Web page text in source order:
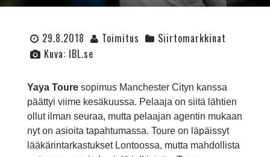
29.8.2018 Toimitus
Siirtomarkkinat
Kuva: IBL.se
Yaya Toure sopimus Manchester Cityn kanssa
päättyi viime kesäkuussa. Pelaaja on siitä lähtien
ollut ilman seuraa, mutta pelaajan agentin mukaan
nyt on asioita tapahtumassa. Toure on läpäissyt
lääkärintarkastukset Lontoossa, mutta mahdollista